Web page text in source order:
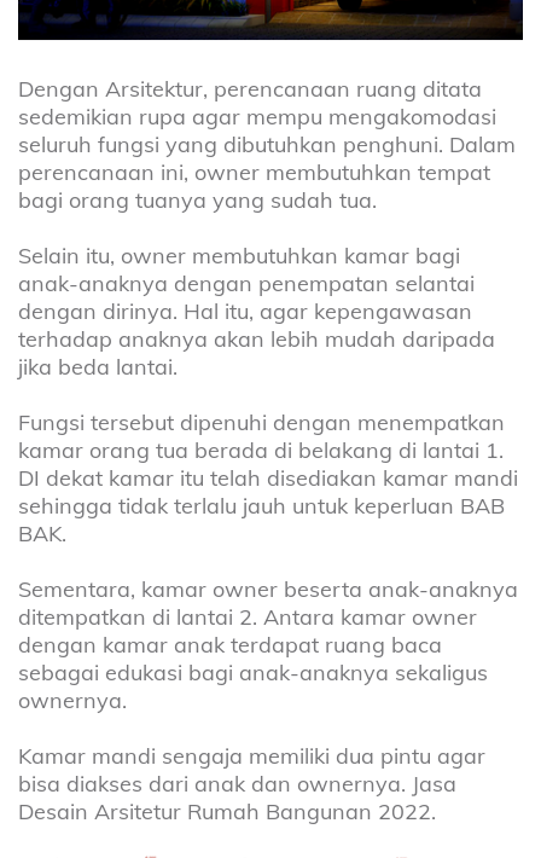
Dengan Arsitektur, perencanaan ruang ditata
sedemikian rupa agar mempu mengakomodasi
seluruh fungsi yang dibutuhkan penghuni. Dalam
perencanaan ini, owner membutuhkan tempat
bagi orang tuanya yang sudah tua.
Selain itu, owner membutuhkan kamar bagi
anak-anaknya dengan penempatan selantai
dengan dirinya. Hal itu, agar kepengawasan
terhadap anaknya akan lebih mudah daripada
jika beda lantai.
Fungsi tersebut dipenuhi dengan menempatkan
kamar orang tua berada di belakang di lantai 1.
DI dekat kamar itu telah disediakan kamar mandi
sehingga tidak terlalu jauh untuk keperluan BAB
BAK.
Sementara, kamar owner beserta anak-anaknya
ditempatkan di lantai 2. Antara kamar owner
dengan kamar anak terdapat ruang baca
sebagai edukasi bagi anak-anaknya sekaligus
ownernya.
Kamar mandi sengaja memiliki dua pintu agar
bisa diakses dari anak dan ownernya. Jasa
Desain Arsitetur Rumah Bangunan 2022.